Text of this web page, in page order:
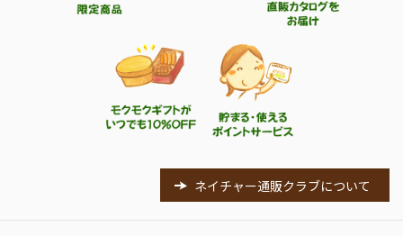
ネイチャー通販クラブについて